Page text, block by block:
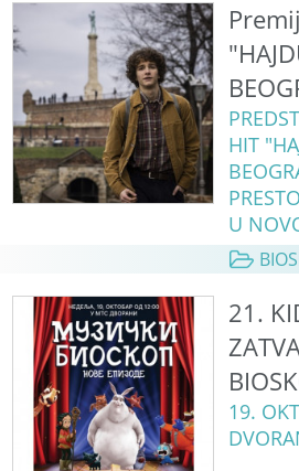
HIT
U
21.
19.